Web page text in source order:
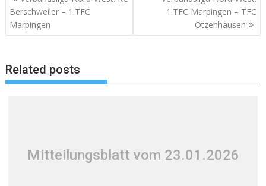
Berschweiler – 1.TFC
Marpingen
1.TFC Marpingen – TFC
Otzenhausen
Related posts
Mitteilungsblatt vom 23.01.2026